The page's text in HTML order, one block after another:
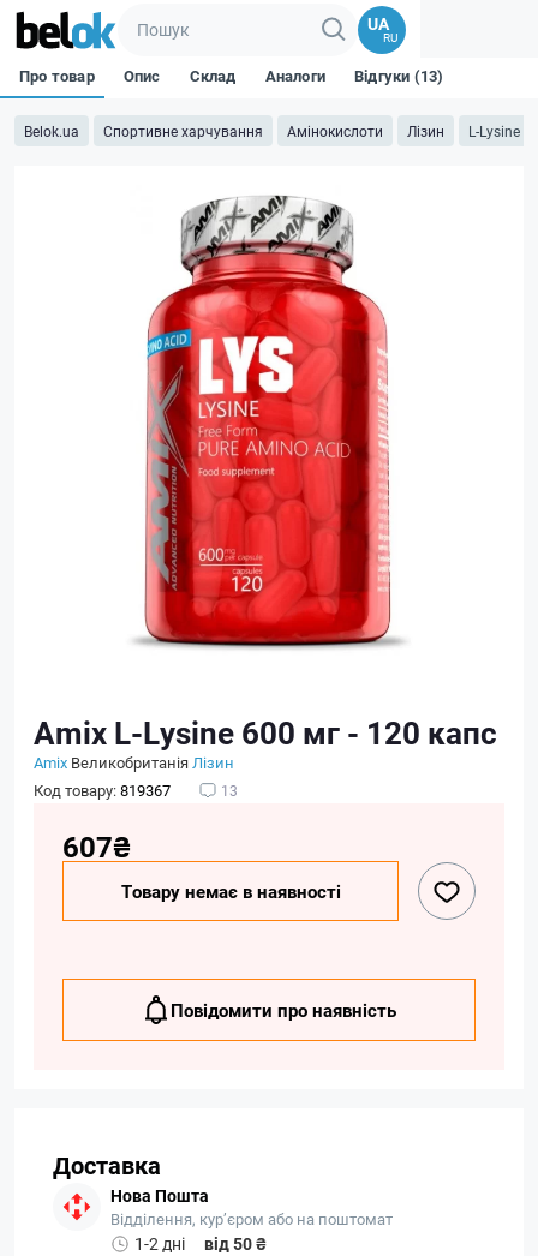
UA
RU
Belok.ua Спортивне харчування Амінокислоти Лізин L-Lysine
Про товар Опис Склад Аналоги Відгуки (13)
Amix L-Lysine 600 мг - 120 капс
Amix ВеликобританіяЛізин
Код товару:819367 13
607₴
Товару немає в наявності
Повідомити про наявність
Доставка
Нова Пошта
Відділення, кур’єром або на поштомат
1-2 дні
від 50 ₴